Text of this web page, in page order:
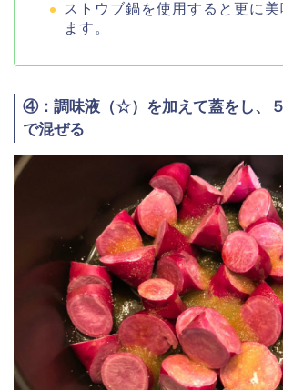
ストウブ鍋を使用すると更に
ます。
④：調味液（☆）を加えて蓋をし、
で混ぜる